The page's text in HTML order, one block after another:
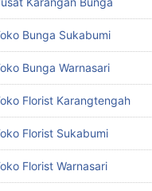
Bunga Sukabumi
Bunga Warnasari
Florist Karangtengah
Florist Sukabumi
Florist Warnasari